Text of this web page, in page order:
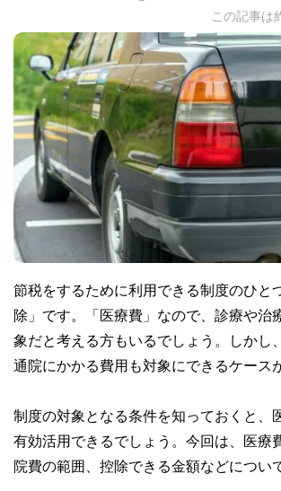
この記事は
節税をするために利用できる制度のひと
除」です。「医療費」なので、診療や治
象だと考える方もいるでしょう。しかし
通院にかかる費用も対象にできるケース
制度の対象となる条件を知っておくと、
有効活用できるでしょう。今回は、医療
院費の範囲、控除できる金額などについ